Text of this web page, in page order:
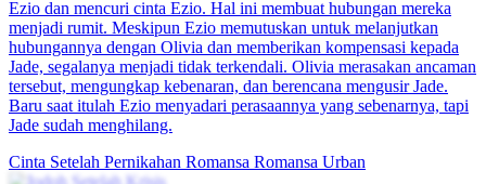
Ezio dan mencuri cinta Ezio. Hal ini membuat hubungan mereka
menjadi rumit. Meskipun Ezio memutuskan untuk melanjutkan
hubungannya dengan Olivia dan memberikan kompensasi kepada
Jade, segalanya menjadi tidak terkendali. Olivia merasakan ancaman
tersebut, mengungkap kebenaran, dan berencana mengusir Jade.
Baru saat itulah Ezio menyadari perasaannya yang sebenarnya, tapi
Jade sudah menghilang.
Cinta Setelah Pernikahan Romansa Romansa Urban